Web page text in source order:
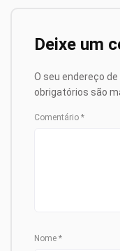
Deixe um
O seu endereço
obrigatórios são
Comentário *
Nome *